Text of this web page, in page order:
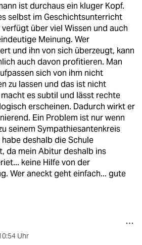
ist durchaus ein kluger Kopf.
selbst im Geschichtsunterricht
über viel Wissen und auch
Meinung. Wer
und ihn von sich überzeugt, kann
auch davon profitieren. Man
sich von ihm nicht
zu lassen und das ist nicht
es subtil und lässt rechte
erscheinen. Dadurch wirkt er
Ein Problem ist nur wenn
seinem Sympathiesantenkreis
deshalb die Schule
da mein Abitur deshalb ins
keine Hilfe von der
Wer aneckt geht einfach... gute
Uhr